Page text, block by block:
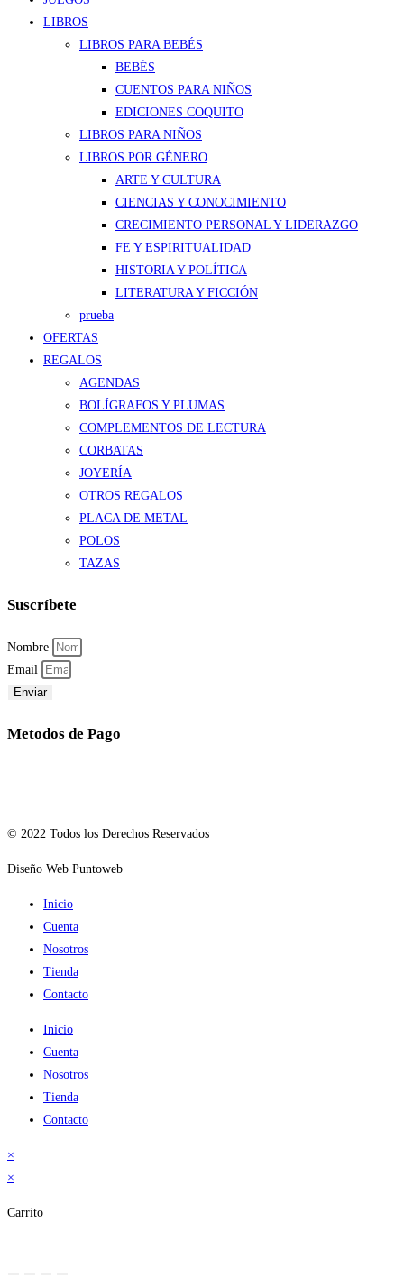
LIBROS
LIBROS PARA BEBÉS
BEBÉS
CUENTOS PARA NIÑOS
EDICIONES COQUITO
LIBROS PARA NIÑOS
LIBROS POR GÉNERO
ARTE Y CULTURA
CIENCIAS Y CONOCIMIENTO
CRECIMIENTO PERSONAL Y LIDERAZGO
FE Y ESPIRITUALIDAD
HISTORIA Y POLÍTICA
LITERATURA Y FICCIÓN
prueba
OFERTAS
REGALOS
AGENDAS
BOLÍGRAFOS Y PLUMAS
COMPLEMENTOS DE LECTURA
CORBATAS
JOYERÍA
OTROS REGALOS
PLACA DE METAL
POLOS
TAZAS
Suscríbete
Nombre
Email
Enviar
Metodos de Pago
© 2022 Todos los Derechos Reservados
Diseño Web Puntoweb
Inicio
Cuenta
Nosotros
Tienda
Contacto
Inicio
Cuenta
Nosotros
Tienda
Contacto
×
×
Carrito